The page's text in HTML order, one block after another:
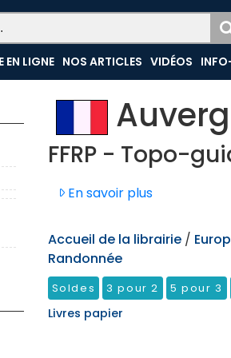
EN LIGNE NOS ARTICLES VIDÉOS
FFRP - Topo-
En savoir plus
Accueil de la librairie /
Randonnée
Soldes 3 pour 2 5 pour 3
Livres papier